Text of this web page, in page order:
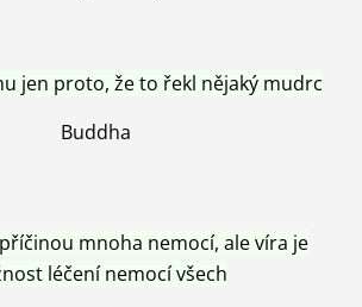
jen proto, že to řekl nějaký mudrc
Buddha
mnoha nemocí, ale víra je
léčení nemocí všech